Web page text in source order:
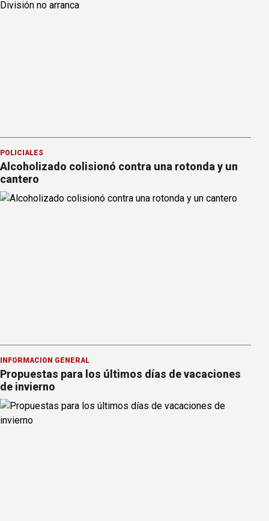
POLICIALES
Alcoholizado colisionó contra una rotonda y un
cantero
INFORMACION GENERAL
Propuestas para los últimos días de vacaciones
de invierno